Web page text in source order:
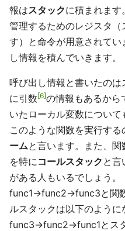
報はスタックに積まれます
管理するためのレジスタ（
す）と命令が用意されて
し情報を積んでいきます。
呼び出し情報と書いたの
に引数 6 の情報もあるから
いたローカル変数について
このような関数を実行す
ームと言います。また、
を特に コールスタック と言
がある人もいるでしょう。
func1→func2→func3と関
ルスタックは以下のよう
func3→func2→func1とス